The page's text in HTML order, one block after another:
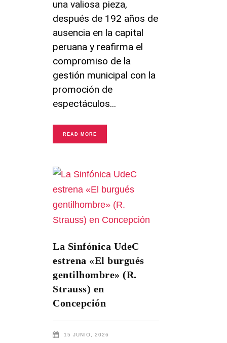
una valiosa pieza,
después de 192 años de
ausencia en la capital
peruana y reafirma el
compromiso de la
gestión municipal con la
promoción de
espectáculos
READ MORE
La Sinfónica UdeC
estrena «El burgués
gentilhombre» (R.
Strauss) en
Concepción
15 JUNIO, 2026